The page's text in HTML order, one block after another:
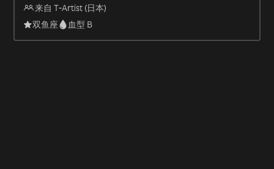
来自 T-Artist (日本)
双鱼座
血型 B